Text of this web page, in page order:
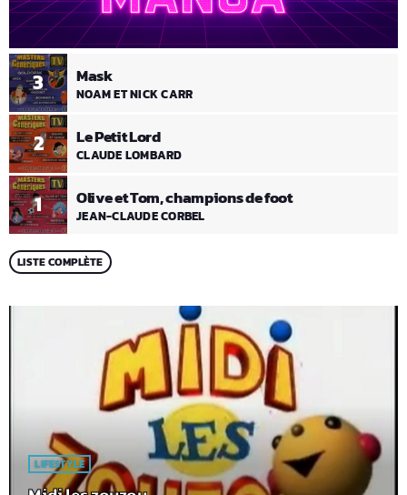
1 Olive et Tom, champions de foot
JEAN-CLAUDE CORBEL
2 Le Petit Lord
CLAUDE LOMBARD
3 Mask
NOAM ET NICK CARR
LISTE COMPLÈTE
LIFESTYLE